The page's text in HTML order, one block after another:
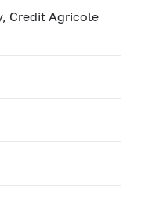
Credit Agricole